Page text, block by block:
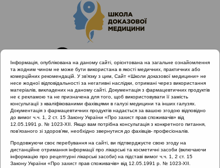
Головна
Матеріали за МКХ-11
12 Хвороби органів дихання
Лікування гострого бронхіту: противірусні, протикашльові та
муколітичні препарати
Інформація, опублікована на даному сайті, орієнтована на загальне ознайомлення
та жодним чином не може бути використана в якості медичних, практичних або
комерційних рекомендацій. У зв’язку з цим, Сайт «Школи доказової медицини» не
несе жодної відповідальності за негативні наслідки, отримані через використання
матеріалів, викладених на даному сайті. Документація з фармацевтичних продуктів
не є рекламою та не призначена для того, щоб використовувати її замість
консультації з кваліфікованими фахівцями в галузі медицини та інших галузях.
Документація з фармацевтичних продуктів надається за вашою згодою відповідно
до вимог ч.ч. 1, 2 ст. 15 Закону України «Про захист прав споживачів» від
12.05.1991 р. № 1023-XII. Якщо вам потрібна консультація з конкретного питання,
пов’язаного зі здоров’ям, необхідно звернутися до фахівців- професіоналів.
Продовжуючи своє перебування на сайті, ви підтверджуєте свою згоду на
дистанційне отримання інформації про лікарські та косметичні засоби (включаючи
інформацію про рецептурні лікарські засоби) на підставі вимог ч.ч. 1, 2 ст. 15
Закону України «Про захист прав споживачів» від 12.05.1991 р. № 1023-XII.